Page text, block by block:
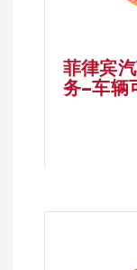
菲律宾
务–车辆